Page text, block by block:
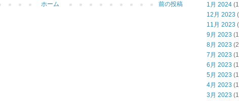
前の投稿
ホーム
1月 2024
12月 2023
11月 2023
9月 2023
8月 2023
7月 2023
6月 2023
5月 2023
4月 2023
3月 2023